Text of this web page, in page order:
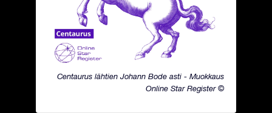
Centaurus lähtien Johann Bode asti - Muokkaus
Online Star Register ©